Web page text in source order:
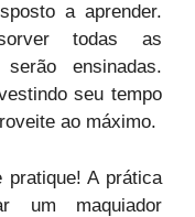
a aprender.
todas as
ensinadas.
seu tempo
ao máximo.
pratique! A prática
maquiador